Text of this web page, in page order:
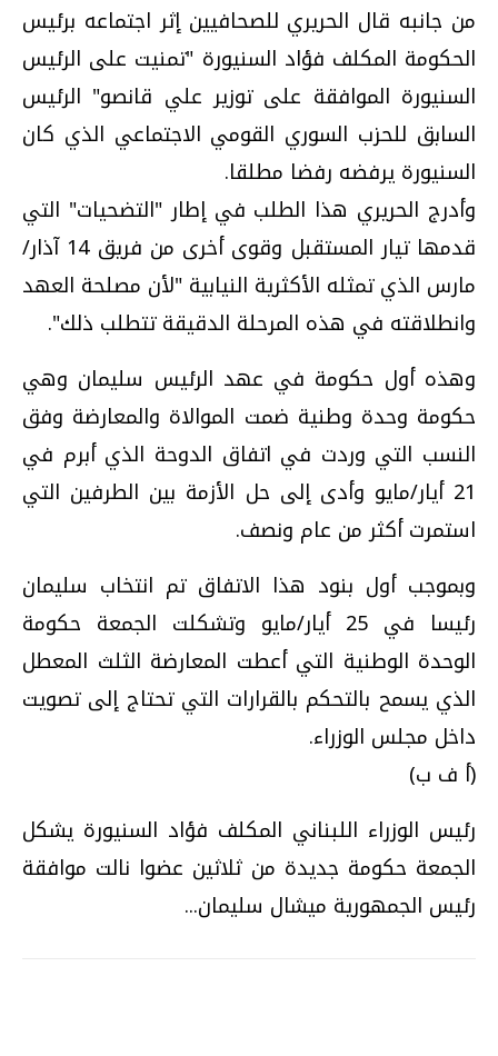
من جانبه قال الحريري للصحافيين إثر اجتماعه برئيس
الحكومة المكلف فؤاد السنيورة "تمنيت على الرئيس
السنيورة الموافقة على توزير علي قانصو" الرئيس
السابق للحزب السوري القومي الاجتماعي الذي كان
السنيورة يرفضه رفضا مطلقا.
وأدرج الحريري هذا الطلب في إطار "التضحيات" التي
قدمها تيار المستقبل وقوى أخرى من فريق 14 آذار/
مارس الذي تمثله الأكثرية النيابية "لأن مصلحة العهد
وانطلاقته في هذه المرحلة الدقيقة تتطلب ذلك".
وهذه أول حكومة في عهد الرئيس سليمان وهي
حكومة وحدة وطنية ضمت الموالاة والمعارضة وفق
النسب التي وردت في اتفاق الدوحة الذي أبرم في
21 أيار/مايو وأدى إلى حل الأزمة بين الطرفين التي
استمرت أكثر من عام ونصف.
وبموجب أول بنود هذا الاتفاق تم انتخاب سليمان
رئيسا في 25 أيار/مايو وتشكلت الجمعة حكومة
الوحدة الوطنية التي أعطت المعارضة الثلث المعطل
الذي يسمح بالتحكم بالقرارات التي تحتاج إلى تصويت
داخل مجلس الوزراء.
(أ ف ب)
رئيس الوزراء اللبناني المكلف فؤاد السنيورة يشكل
الجمعة حكومة جديدة من ثلاثين عضوا نالت موافقة
رئيس الجمهورية ميشال سليمان...